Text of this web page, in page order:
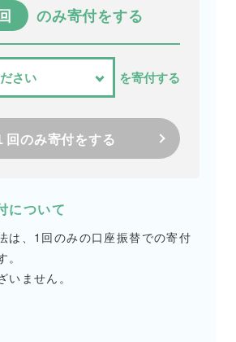
のみ寄付をする
を寄付する
回のみ寄付をする
について
は、1回のみの口座振替での寄付
いません。